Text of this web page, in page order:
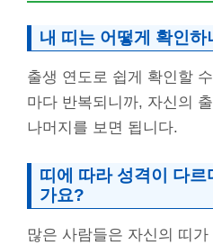
내 띠는 어떻게 확인하
출생 연도로 쉽게 확인할
마다 반복되니까, 자신의
나머지를 보면 됩니다.
띠에 따라 성격이 다르
가요?
많은 사람들은 자신의 띠